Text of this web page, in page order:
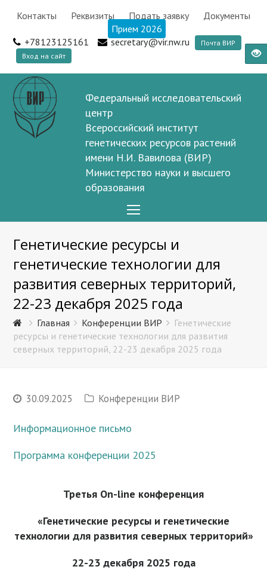
Контакты Реквизиты Подать заявку
Документы
Прием 2026
+78123125161
secretary@vir.nw.ru
Почта ВИР
Вход на сайт
Федеральный исследовательский
центр
Всероссийский институт
генетических ресурсов растений
имени Н.И. Вавилова (ВИР)
Министерство науки и высшего
образования
Menu
Генетические ресурсы и
генетические технологии для
развития северных территорий,
22-23 декабря 2025 года
Главная Конференции ВИР
Генетические
ресурсы и генетические технологии для развития
северных территорий, 22-23 декабря 2025 года
30.09.2025 Конференции ВИР
Информационное письмо
Информационное письмо
Информационное письмо
Программа конференции 2025
Третья On-line конференция
«Генетические ресурсы и генетические
технологии для развития северных территорий»
22-23 декабря 2025 года